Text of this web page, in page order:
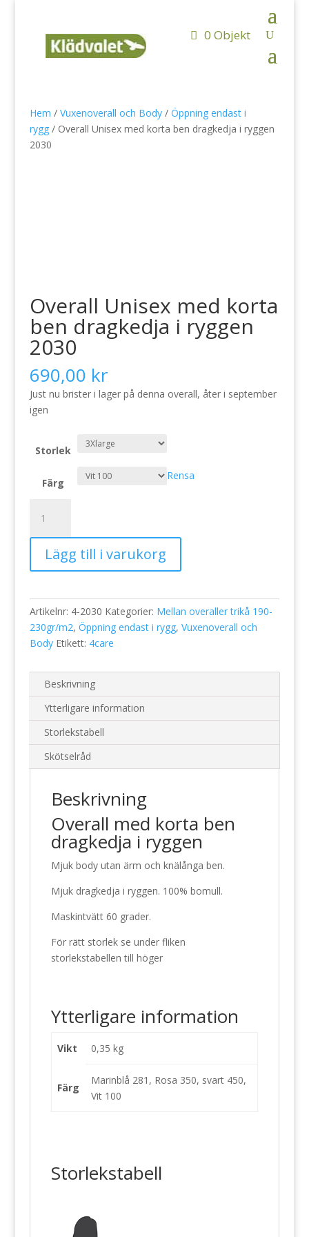
0 Objekt
Hem / Vuxenoverall och Body/ Öppning endast i
rygg/ Overall Unisex med korta ben dragkedja i ryggen
2030
Overall Unisex med korta
ben dragkedja i ryggen
2030
690,00 kr
Just nu brister i lager på denna overall, åter i september
igen
Storlek
Färg
Rensa
Unisex
med
korta
ben
i
ryggen
2030
mängd
Lägg till i varukorg
Artikelnr: 4-2030 Kategorier: Mellan overaller trikå 190-
230gr/m2, Öppning endast i rygg, Vuxenoverall och
Body Etikett: 4care
Beskrivning
Ytterligare information
Storlekstabell
Skötselråd
Beskrivning
Overall med korta ben
dragkedja i ryggen
Mjuk body utan ärm och knälånga ben.
Mjuk dragkedja i ryggen. 100% bomull.
Maskintvätt 60 grader.
För rätt storlek se under fliken
storlekstabellen till höger
Ytterligare information
Vikt 0,35 kg
Färg
Marinblå 281, Rosa 350, svart 450,
Vit 100
Storlekstabell